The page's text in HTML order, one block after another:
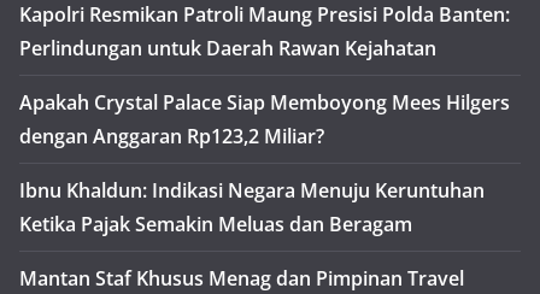
Kapolri Resmikan Patroli Maung Presisi Polda Banten:
Perlindungan untuk Daerah Rawan Kejahatan
Apakah Crystal Palace Siap Memboyong Mees Hilgers
dengan Anggaran Rp123,2 Miliar?
Ibnu Khaldun: Indikasi Negara Menuju Keruntuhan
Ketika Pajak Semakin Meluas dan Beragam
Mantan Staf Khusus Menag dan Pimpinan Travel